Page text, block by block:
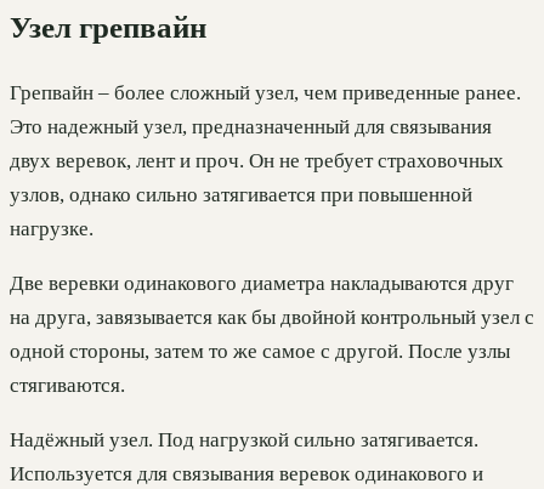
Узел грепвайн
Грепвайн – более сложный узел, чем приведенные ранее.
Это надежный узел, предназначенный для связывания
двух веревок, лент и проч. Он не требует страховочных
узлов, однако сильно затягивается при повышенной
нагрузке.
Две веревки одинакового диаметра накладываются друг
на друга, завязывается как бы двойной контрольный узел с
одной стороны, затем то же самое с другой. После узлы
стягиваются.
Надёжный узел. Под нагрузкой сильно затягивается.
Используется для связывания веревок одинакового и